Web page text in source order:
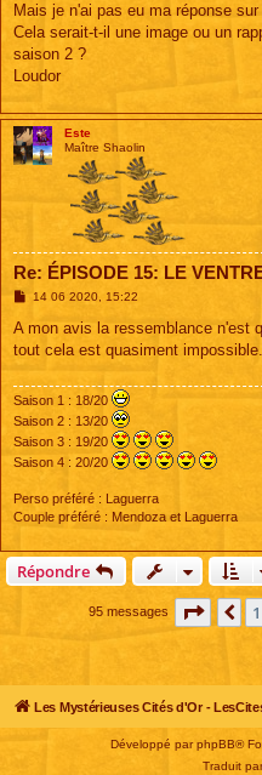
Mais je n'ai pas eu ma réponse
Cela serait-t-il une image ou un
saison 2 ?
Loudor
Este
Maître Shaolin
Re: ÉPISODE 15: LE
M
s
a
14 06 2020, 15:22
A mon avis la ressemblance n'est
tout cela est quasiment impossible.
Saison 1 : 18/20
Saison 2 : 13/20
Saison 3 : 19/20
Saison 4 : 20/20
Perso préféré : Laguerra
Couple préféré : Mendoza et Laguerra
Répondre
95 messages Page 1
Les Mystérieuses Cités d'Or -
Développé parphpBB®
Traduit